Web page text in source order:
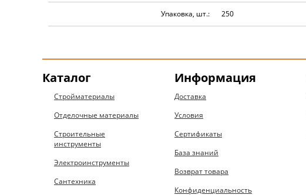
Упаковка, шт.: 250
Каталог
Стройматериалы
Отделочные материалы
Строительные
инструменты
Электроинструменты
Сантехника
Информация
Доставка
Условия
Сертификаты
База знаний
Возврат товара
Конфиденциальность